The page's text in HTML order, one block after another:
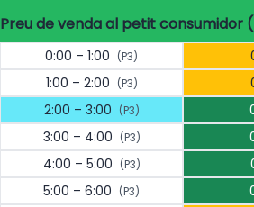
Preu de venda al petit consumidor
0:00 – 1:00 (P3)
1:00 – 2:00 (P3)
2:00 – 3:00 (P3)
3:00 – 4:00 (P3)
4:00 – 5:00 (P3)
5:00 – 6:00 (P3)